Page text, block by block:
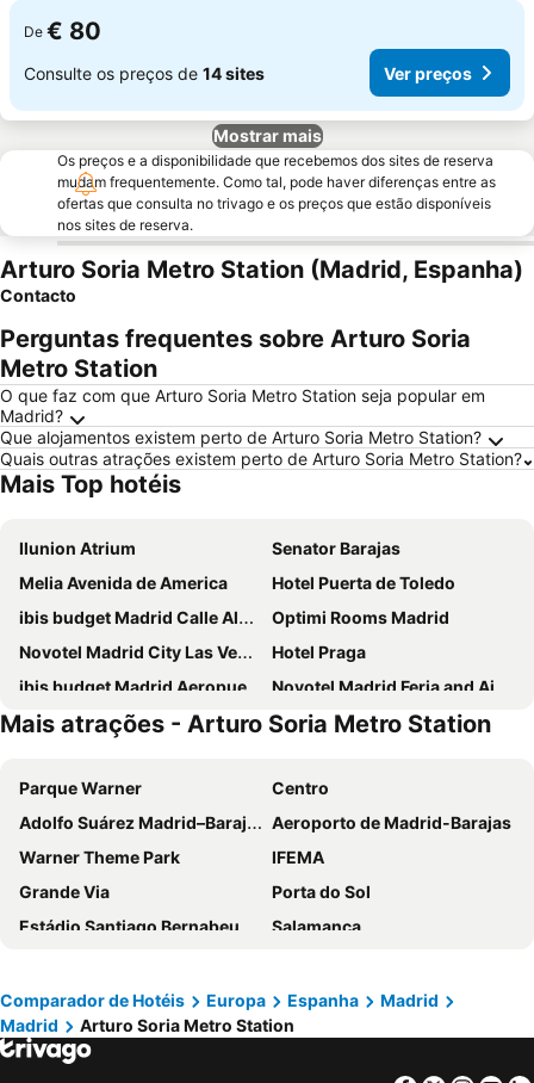
De € 80
Consulte os preços de 14 sites Ver preços
Mostrar mais
Os preços e a disponibilidade que recebemos dos sites de reserva
mudam frequentemente. Como tal, pode haver diferenças entre as
ofertas que consulta no trivago e os preços que estão disponíveis
nos sites de reserva.
Arturo Soria Metro Station (Madrid, Espanha)
Contacto
Perguntas frequentes sobre Arturo Soria
Metro Station
O que faz com que Arturo Soria Metro Station seja popular em
Madrid?
Que alojamentos existem perto de Arturo Soria Metro Station?
Quais outras atrações existem perto de Arturo Soria Metro Station?
Mais Top hotéis
Ilunion Atrium
Senator Barajas
Melia Avenida de America
Hotel Puerta de Toledo
ibis budget Madrid Calle Alcalá
Optimi Rooms Madrid
Novotel Madrid City Las Ventas
Hotel Praga
ibis budget Madrid Aeropuerto
Novotel Madrid Feria and Airport
Ilunion Suites Madrid
Ibis Styles Madrid City Las Ventas
Travelodge Madrid Metropolitano
INNSiDE by Meliá Madrid Valdebebas
Hotel Europa
Hotel Riu Plaza Espana
Holiday Inn Express Madrid Leganes
Hotel Puerta America
DWO Yuste Alcalá
ibis budget Madrid Vallecas
Exe Convention Plaza Madrid
Hotel Madrid Chamartín Affiliated by Meliá
Hotel Mercader
Hotel Zentral Castellana Norte
NH Madrid Ribera del Manzanares
Pestana CR7 Gran Vía Madrid
Travelodge Madrid Torrelaguna
Mais atrações - Arturo Soria Metro Station
Parque Warner
Centro
Adolfo Suárez Madrid–Barajas Airport
Aeroporto de Madrid-Barajas
Warner Theme Park
IFEMA
Grande Via
Porta do Sol
Estádio Santiago Bernabeu
Salamanca
Estadio Metropolitano Metro Station
Barajas
Metropolitano Metro Station
Chamartín
Estação de Atocha
Comparador de Hotéis Europa Espanha
Madrid
Madrid
Arturo Soria Metro Station